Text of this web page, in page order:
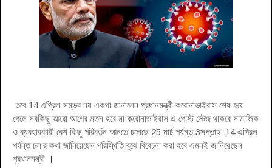
তবে 14 এপ্রিল সম্ভব নয় একথা জানালেন প্রধানমন্ত্রী করোনাভাইরাস শেষ হয়ে
গেলে সবকিছু আরো আগের মতন হবে না করোনাভাইরাস এ পোস্ট স্টেজ থাকবে সামাজিক
ও ব্যবহারকারী বেশ কিছু পরিবর্তন আনতে চলেছে 25 মার্চ পর্যন্ত 3সপ্তাহ 14 এপ্রিল
পর্যন্ত চলার কথা জানিয়েছেন পরিস্থিতি বুঝে বিবেচনা করা হবে এমনই জানিয়েছেন
প্রধানমন্ত্রী ।